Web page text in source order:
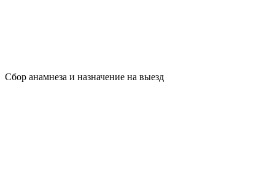
Сбор анамнеза и назначение на выезд